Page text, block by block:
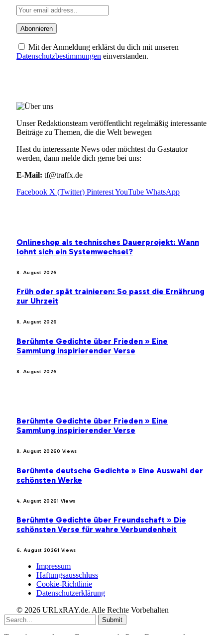
Mit der Anmeldung erklärst du dich mit unseren
Datenschutzbestimmungen einverstanden.
Unser Redaktionsteam veröffentlicht regelmäßig interessante
Beiträge zu Themen, die die Welt bewegen
Hast du interessante News oder möchtest du Gastautor
werden, dann melde dich gerne bei uns:
E-Mail: tf@traffx.de
Facebook X (Twitter) PinterestYouTube WhatsApp
Onlineshop als technisches Dauerprojekt: Wann
lohnt sich ein Systemwechsel?
8. August 2026
Früh oder spät trainieren: So passt die Ernährung
zur Uhrzeit
8. August 2026
Berühmte Gedichte über Frieden » Eine
Sammlung inspirierender Verse
8. August 2026
Berühmte Gedichte über Frieden » Eine
Sammlung inspirierender Verse
8. August 20260 Views
Berühmte deutsche Gedichte » Eine Auswahl der
schönsten Werke
4. August 20261 Views
Berühmte Gedichte über Freundschaft » Die
schönsten Verse für wahre Verbundenheit
6. August 20261 Views
Impressum
Haftungsausschluss
Cookie-Richtlinie
Datenschutzerklärung
© 2026 URLxRAY.de. Alle Rechte Vorbehalten
Submit